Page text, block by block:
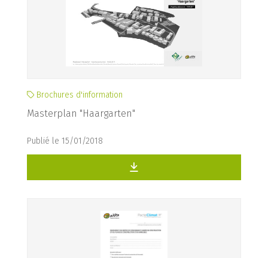
Brochures d'information
Masterplan "Haargarten"
Publié le 15/01/2018